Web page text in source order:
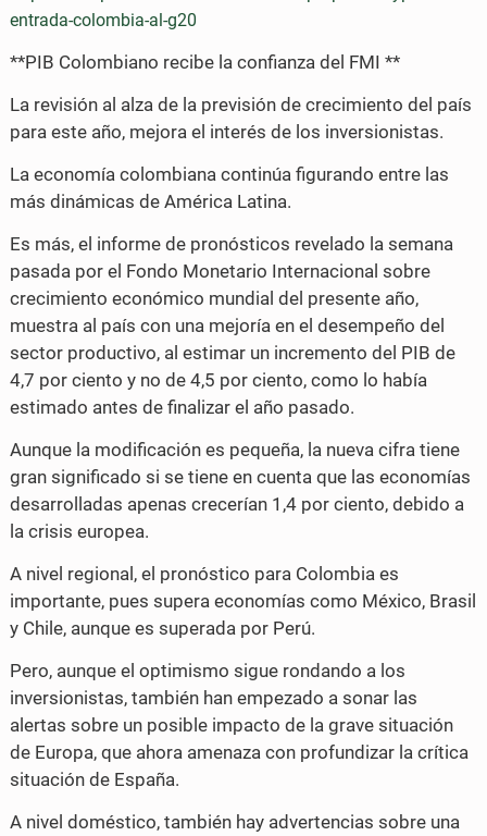
entrada-colombia-al-g20
**PIB Colombiano recibe la confianza del FMI **
La revisión al alza de la previsión de crecimiento del país
para este año, mejora el interés de los inversionistas.
La economía colombiana continúa figurando entre las
más dinámicas de América Latina.
Es más, el informe de pronósticos revelado la semana
pasada por el Fondo Monetario Internacional sobre
crecimiento económico mundial del presente año,
muestra al país con una mejoría en el desempeño del
sector productivo, al estimar un incremento del PIB de
4,7 por ciento y no de 4,5 por ciento, como lo había
estimado antes de finalizar el año pasado.
Aunque la modificación es pequeña, la nueva cifra tiene
gran significado si se tiene en cuenta que las economías
desarrolladas apenas crecerían 1,4 por ciento, debido a
la crisis europea.
A nivel regional, el pronóstico para Colombia es
importante, pues supera economías como México, Brasil
y Chile, aunque es superada por Perú.
Pero, aunque el optimismo sigue rondando a los
inversionistas, también han empezado a sonar las
alertas sobre un posible impacto de la grave situación
de Europa, que ahora amenaza con profundizar la crítica
situación de España.
A nivel doméstico, también hay advertencias sobre una